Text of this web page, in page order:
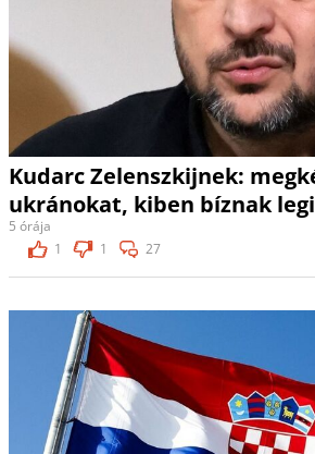
Kudarc Zelenszkijnek:
ukránokat, kiben bíznak
5 órája
1
1 27